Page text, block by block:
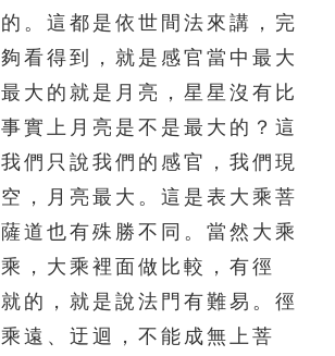
。這都是依世間法來講，完
看得到，就是感官當中最大
大的就是月亮，星星沒有比
實上月亮是不是最大的？這
們只說我們的感官，我們現
，月亮最大。這是表大乘菩
道也有殊勝不同。當然大乘
，大乘裡面做比較，有徑
的，就是說法門有難易。徑
遠、迂迴，不能成無上菩